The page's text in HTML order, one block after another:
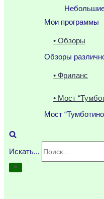
Мои программы
• Обзоры
Обзоры
• Фриланс
• Мост
Мост
Искать...